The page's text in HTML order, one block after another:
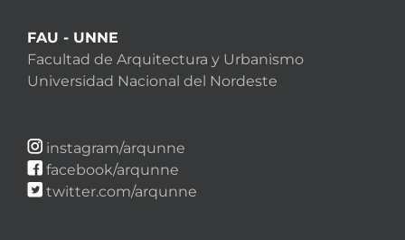
FAU - UNNE
Facultad de Arquitectura y Urbanismo
Universidad Nacional del Nordeste
instagram/arqunne
facebook/arqunne
twitter.com/arqunne